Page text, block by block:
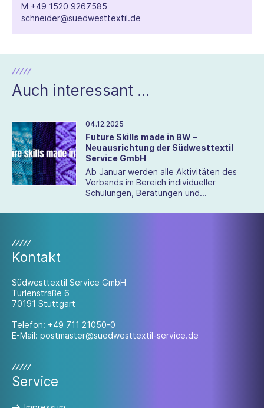
M +49 1520 9267585
schneider@suedwesttextil.de
Auch interessant ...
04.12.2025
Future Skills made in BW –
Neuausrichtung der Südwesttextil
Service GmbH
Ab Januar werden alle Aktivitäten des
Verbands im Bereich individueller
Schulungen, Beratungen und
Südwesttextil Service GmbH gebündelt.
Kontakt
Südwesttextil Service GmbH
Türlenstraße 6
70191 Stuttgart
Telefon: +49 711 21050-0
E-Mail: postmaster@suedwesttextil-service.de
Service